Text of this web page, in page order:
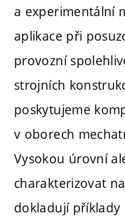
a experimentální
aplikace při
provozní
strojních
poskytujeme
v oborech
Vysokou úrovní
charakterizovat
dokladují příklady